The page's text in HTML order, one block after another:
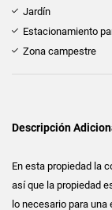
Jardín
Estacionamiento
Zona campestre
Descripción
En esta propiedad la
así que la propiedad
lo necesario para